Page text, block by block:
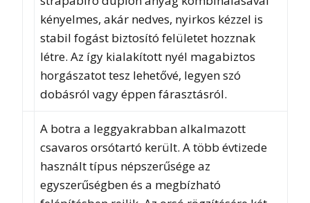
kényelmes, akár nedves, nyirkos kézzel is
stabil fogást biztosító felületet hozznak
létre. Az így kialakított nyél magabiztos
horgászatot tesz lehetővé, legyen szó
dobásról vagy éppen fárasztásról.
A botra a leggyakrabban alkalmazott
csavaros orsótartó került. A több évtizede
használt típus népszerűsége az
egyszerűségben és a megbízható